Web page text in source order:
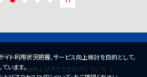
個人情報基本方針
Cookieおよびアクセスログについて
イト利用状況把握、サービス向上検討を目的として、
います。